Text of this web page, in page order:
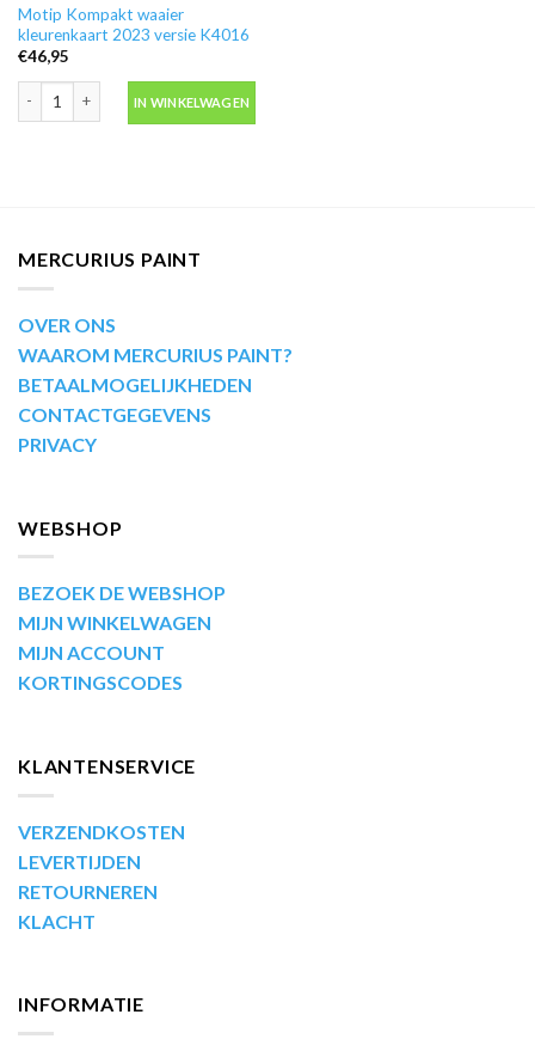
Motip Kompakt waaier
kleurenkaart 2023 versie K4016
€46,95
IN WINKELWAGEN
MERCURIUS PAINT
OVER ONS
WAAROM MERCURIUS PAINT?
BETAALMOGELIJKHEDEN
CONTACTGEGEVENS
PRIVACY
WEBSHOP
BEZOEK DE WEBSHOP
MIJN WINKELWAGEN
MIJN ACCOUNT
KORTINGSCODES
KLANTENSERVICE
VERZENDKOSTEN
LEVERTIJDEN
RETOURNEREN
KLACHT
INFORMATIE